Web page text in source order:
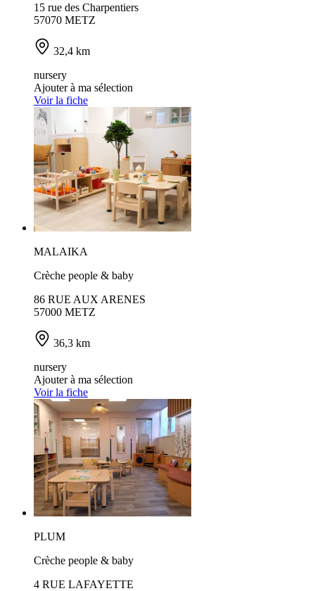
15 rue des Charpentiers
57070 METZ
32,4 km
nursery
Ajouter à ma sélection
Voir la fiche
MALAIKA
Crèche people & baby
86 RUE AUX ARENES
57000 METZ
36,3 km
nursery
Ajouter à ma sélection
Voir la fiche
PLUM
Crèche people & baby
4 RUE LAFAYETTE